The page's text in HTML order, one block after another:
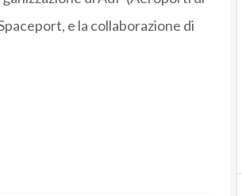
e la collaborazione di